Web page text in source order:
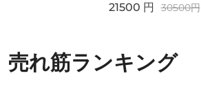
21500 円 30500円
売れ筋ランキング